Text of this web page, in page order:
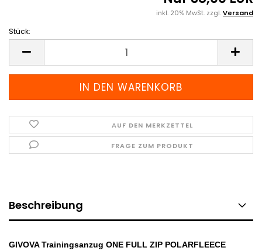
inkl. 20% MwSt. zzgl.Versand
Stück:
AUF DEN MERKZETTEL
FRAGE ZUM PRODUKT
Beschreibung
GIVOVA Trainingsanzug ONE FULL ZIP POLARFLEECE